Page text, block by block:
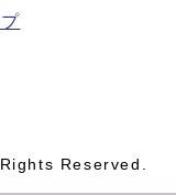
Reserved.